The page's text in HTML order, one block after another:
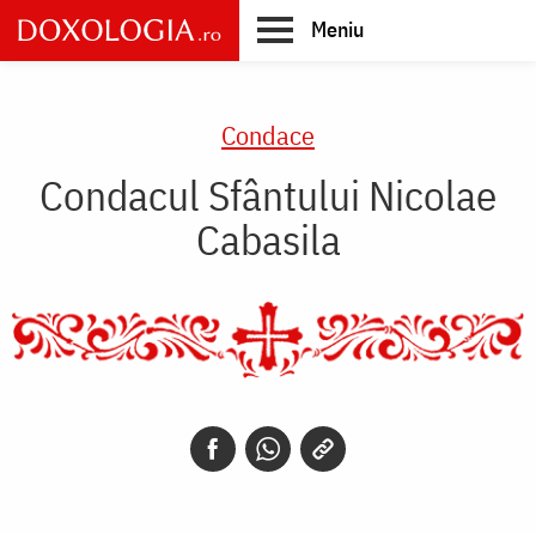
Skip
to
main
Meniu
Condace
Condacul Sfântului Nicolae
Cabasila